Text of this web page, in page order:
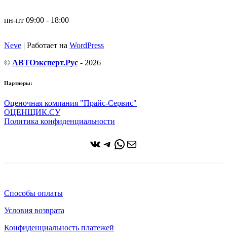
пн-пт 09:00 - 18:00
Neve | Работает на WordPress
© АВТОэксперт.Рус - 2026
Партнеры:
Оценочная компания "Прайс-Сервис"
ОЦЕНЩИК.СУ
Политика конфиденциальности
ВКонтакте
Telegram
WhatsApp
Почта
Способы оплаты
Условия возврата
Конфиденциальность платежей